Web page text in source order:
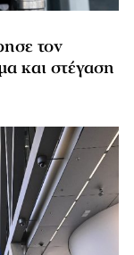
τον
και στέγαση